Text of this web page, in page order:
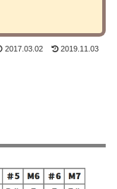
2017.03.02 2019.11.03